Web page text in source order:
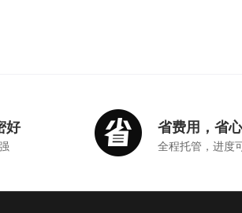
好 省费用，省
全程托管，进度
九蚂蚁官方客服